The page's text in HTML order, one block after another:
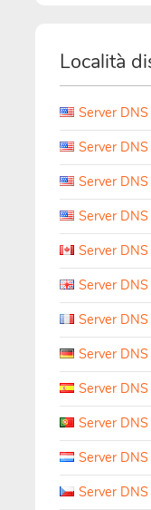
Località
Server
Server
Server
Server
Server
Server
Server
Server
Server
Server
Server
Server